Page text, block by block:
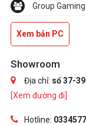
Group Gaming
Xem bản PC
Showroom
Địa chỉ: số 37-
[Xem đường đi]
Hotline: